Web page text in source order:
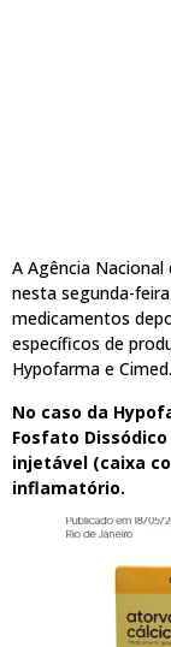
A Agência Nacional
nesta segunda-
medicamentos
específicos de
Hypofarma e Cimed.
No caso da
Fosfato
injetável (caixa
inflamatório.